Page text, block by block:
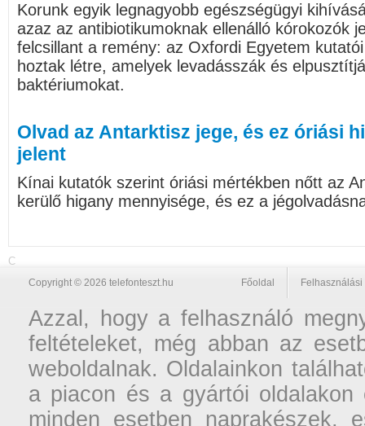
Korunk egyik legnagyobb egészségügyi
azaz az antibiotikumoknak ellenálló kórokozók
felcsillant a remény: az Oxfordi Egyetem
hoztak létre, amelyek levadásszák és
baktériumokat.
Olvad az Antarktisz jege, és ez óriási
jelent
Kínai kutatók szerint óriási mértékben nőtt az
kerülő higany mennyisége, és ez a
C
Copyright © 2026 telefonteszt.hu Főoldal
Azzal, hogy a felhasználó
feltételeket, még abban az
weboldalnak. Oldalainkon
a piacon és a gyártói oldalakon
minden esetben naprakészek,